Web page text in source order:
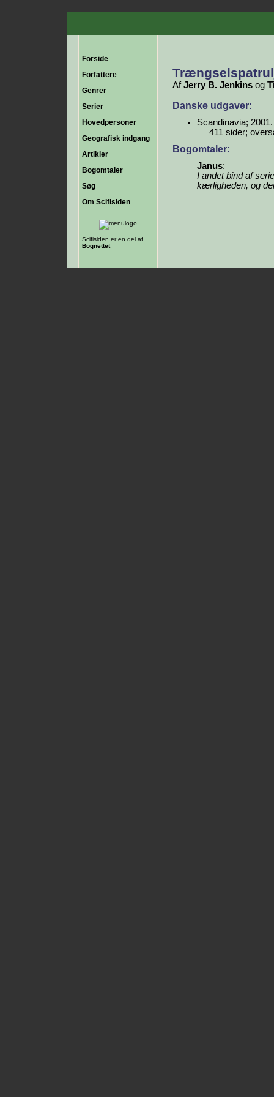
Forside
Forfattere
Genrer
Serier
Hovedpersoner
Geografisk indgang
Artikler
Bogomtaler
Søg
Om Scifisiden
Scifisiden er en del af
Bognettet
AfJerry B. Jenkins og
Danske udgaver:
Scandinavia; 2001.
411 sider;
Bogomtaler:
Janus:
I andet bind af
kærligheden, og